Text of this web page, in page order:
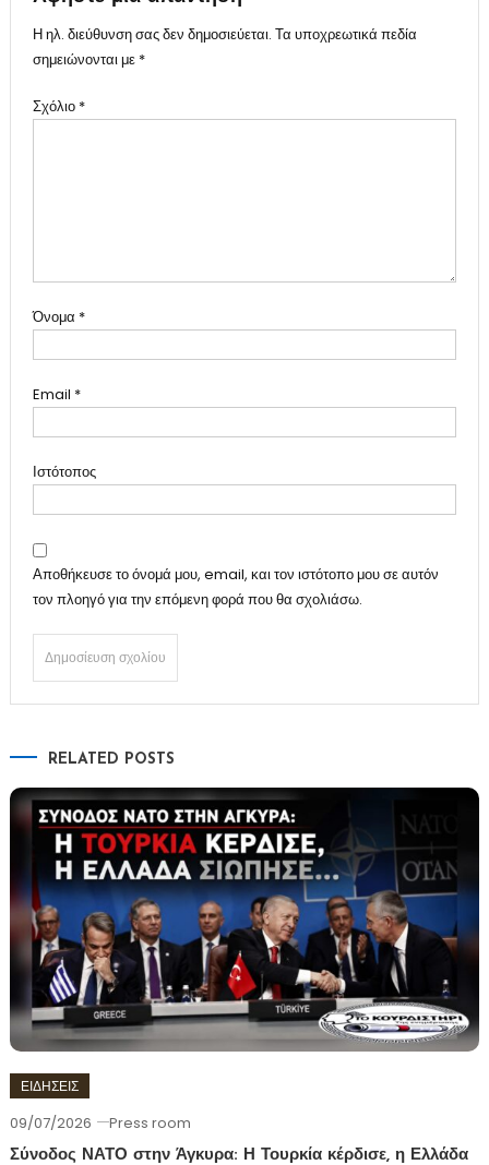
Η ηλ. διεύθυνση σας δεν δημοσιεύεται. Τα υποχρεωτικά πεδία
σημειώνονται με *
Σχόλιο *
Όνομα *
Email *
Ιστότοπος
Αποθήκευσε το όνομά μου, email, και τον ιστότοπο μου σε αυτόν
τον πλοηγό για την επόμενη φορά που θα σχολιάσω.
RELATED POSTS
ΕΙΔΗΣΕΙΣ
09/07/2026 Press room
Σύνοδος ΝΑΤΟ στην Άγκυρα: Η Τουρκία κέρδισε, η Ελλάδα